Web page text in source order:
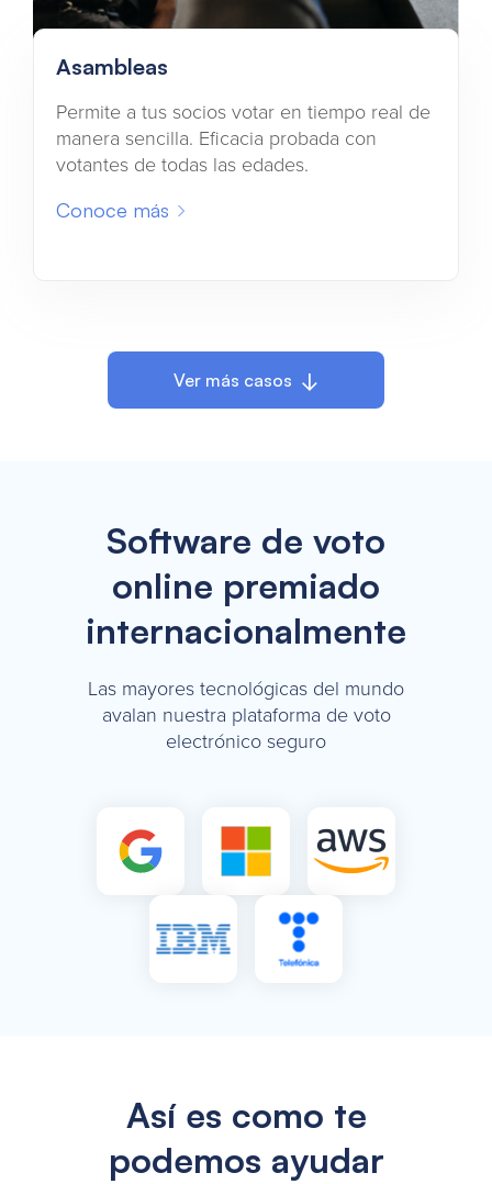
Asambleas
Permite a tus socios votar en tiempo real de
manera sencilla. Eficacia probada con
votantes de todas las edades.
Conoce más
Ver más casos
Software de voto
online premiado
internacionalmente
Las mayores tecnológicas del mundo
avalan nuestra plataforma de voto
electrónico seguro
Así es como te
podemos ayudar